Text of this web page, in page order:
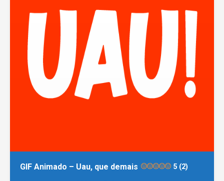
GIF Animado – Uau, que demais 5 (2)